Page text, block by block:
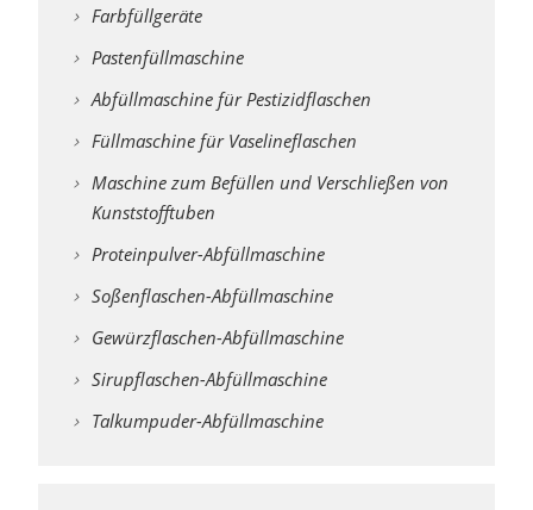
Farbfüllgeräte
Pastenfüllmaschine
Abfüllmaschine für Pestizidflaschen
Füllmaschine für Vaselineflaschen
Maschine zum Befüllen und Verschließen von
Kunststofftuben
Proteinpulver-Abfüllmaschine
Soßenflaschen-Abfüllmaschine
Gewürzflaschen-Abfüllmaschine
Sirupflaschen-Abfüllmaschine
Talkumpuder-Abfüllmaschine